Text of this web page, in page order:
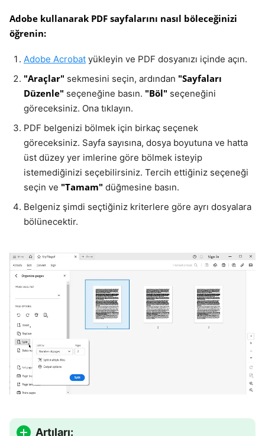
Adobe kullanarak PDF sayfalarını nasıl böleceğinizi
öğrenin:
Adobe Acrobat yükleyin ve PDF dosyanızı içinde açın.
"Araçlar" sekmesini seçin, ardından "Sayfaları
Düzenle" seçeneğine basın. "Böl" seçeneğini
göreceksiniz. Ona tıklayın.
PDF belgenizi bölmek için birkaç seçenek
göreceksiniz. Sayfa sayısına, dosya boyutuna ve hatta
üst düzey yer imlerine göre bölmek isteyip
istemediğinizi seçebilirsiniz. Tercih ettiğiniz seçeneği
seçin ve "Tamam" düğmesine basın.
Belgeniz şimdi seçtiğiniz kriterlere göre ayrı dosyalara
bölünecektir.
Artıları: